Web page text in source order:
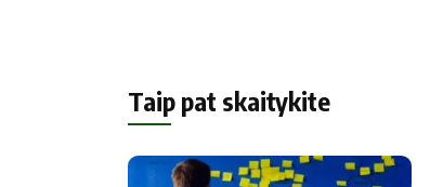
Taip pat skaitykite